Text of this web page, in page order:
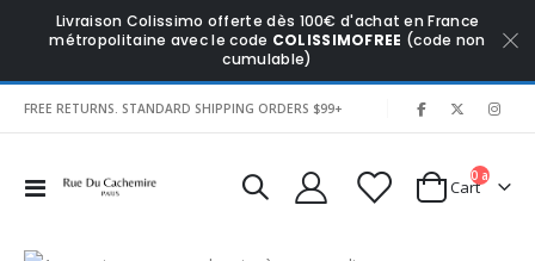
Livraison Colissimo offerte dès 100€ d'achat en France
métropolitaine avec le code COLISSIMOFREE (code non
cumulable)
FREE RETURNS. STANDARD SHIPPING ORDERS $99+
Affichage
Cart
0 articles